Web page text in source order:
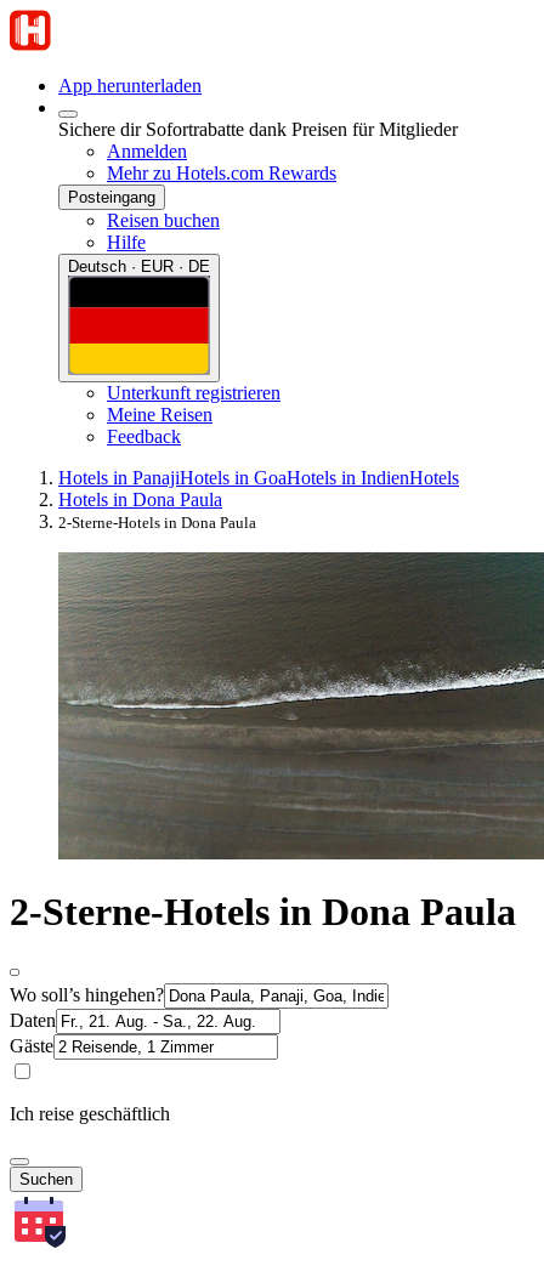
App herunterladen
Sichere dir Sofortrabatte dank Preisen für Mitglieder
Anmelden
Mehr zu Hotels.com Rewards
Posteingang
Reisen buchen
Hilfe
Deutsch · EUR · DE
Unterkunft registrieren
Meine Reisen
Feedback
Hotels in PanajiHotels in GoaHotels in IndienHotels
Hotels in Dona Paula
2-Sterne-Hotels in Dona Paula
2-Sterne-Hotels in Dona Paula
Wo soll’s hingehen?
Daten
Gäste
Ich reise geschäftlich
Suchen